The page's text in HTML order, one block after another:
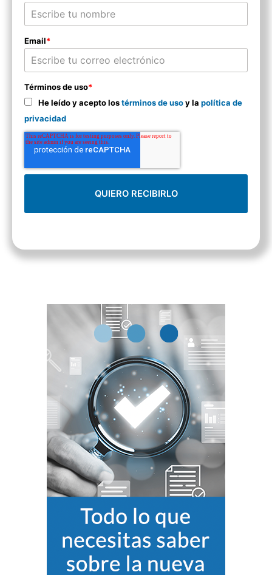
Email*
Términos de uso*
He leído y acepto lostérminos de usoy la política de
privacidad